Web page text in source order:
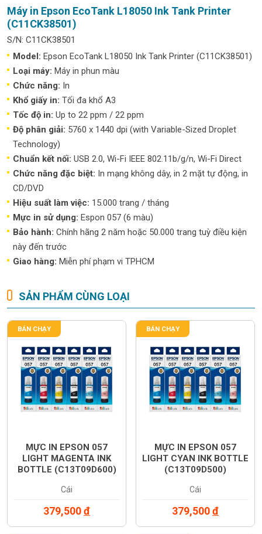
Máy in Epson EcoTank L18050 Ink Tank Printer
(C11CK38501)
S/N: C11CK38501
Model: Epson EcoTank L18050 Ink Tank Printer (C11CK38501)
Loại máy: Máy in phun màu
Chức năng: In
Khổ giấy in: Tối đa khổ A3
Tốc độ in: Up to 22 ppm / 22 ppm
Độ phân giải: 5760 x 1440 dpi (with Variable-Sized Droplet
Technology)
Chuẩn kết nối: USB 2.0, Wi-Fi IEEE 802.11b/g/n, Wi-Fi Direct
Chức năng đặc biệt: In mạng không dây, in 2 mặt tự động, in
CD/DVD
Hiệu suất làm việc: 15.000 trang / tháng
Mực in sử dụng: Espon 057 (6 màu)
Bảo hành: Chính hãng 2 năm hoặc 50.000 trang tuỳ điều kiện
này đến trước
Giao hàng: Miễn phí phạm vi TPHCM
SẢN PHẨM CÙNG LOẠI
BÁN CHẠY
MỰC IN EPSON 057
LIGHT MAGENTA INK
BOTTLE (C13T09D600)
Cái
379,500đ
BÁN CHẠY
MỰC IN EPSON 057
LIGHT CYAN INK BOTTLE
(C13T09D500)
Cái
379,500đ